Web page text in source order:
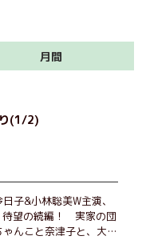
月間
(1/2)
子&小林聡美W主演、
待望の続編！ 実家の団
んこと奈津子と、大学